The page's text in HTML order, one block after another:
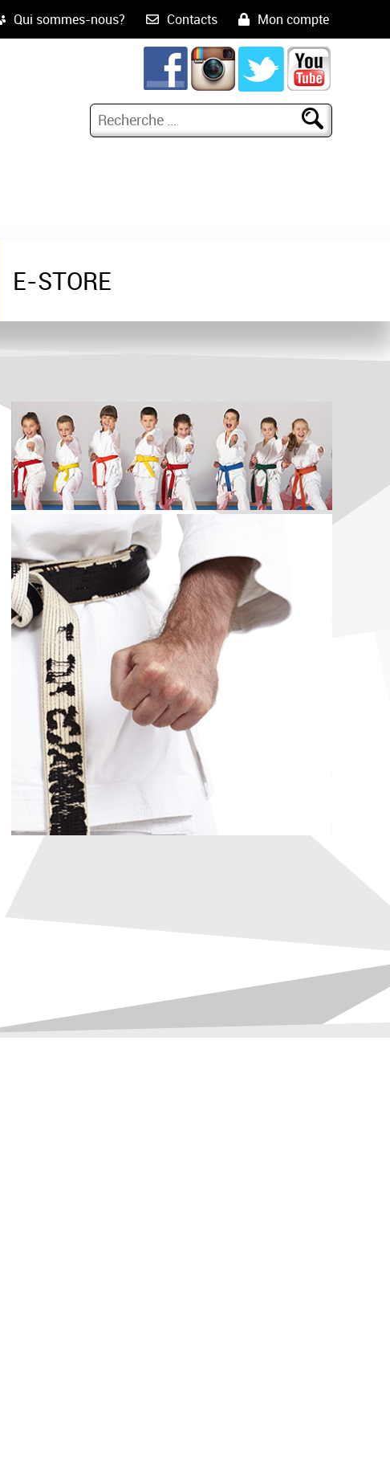
Qui sommes-nous? Contacts Mon compte
E-STORE